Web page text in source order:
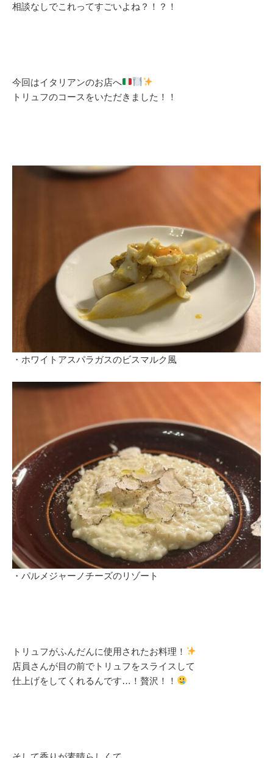
相談なしでこれってすごいよね？！？！
今回はイタリアンのお店へ
トリュフのコースをいただきました！！
・ホワイトアスパラガスのビスマルク風
・パルメジャーノチーズのリゾート
トリュフがふんだんに使用されたお料理！
店員さんが目の前でトリュフをスライスして
仕上げをしてくれるんです…！贅沢！！